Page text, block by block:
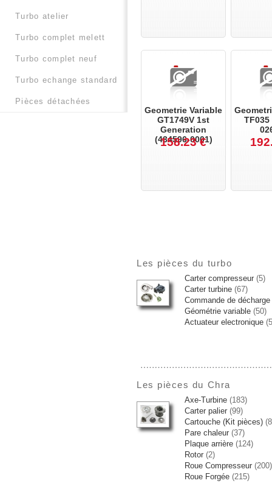
Geometrie Variable
GT1749V 1st
Generation
(434596-0001)
158.23 €
TF035
Les pièces du turbo
Carter compresseur (5)
Carter turbine (67)
Commande de décharge
Géométrie variable (50)
Actuateur electronique
Les pièces du Chra
Axe-Turbine (183)
Carter palier (99)
Cartouche (Kit pièces)
Pare chaleur (37)
Plaque arrière (124)
Rotor (2)
Roue Compresseur (200)
Roue Forgée (215)
turbo atelier
turbo complet melett
turbo complet neuf
turbo echange standard
pièces détachées